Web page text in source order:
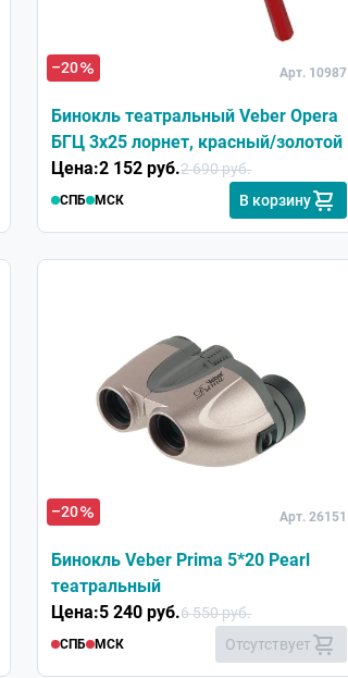
–20 Арт. 10987
Бинокль театральный Veber Opera
БГЦ 3x25 лорнет, красный/золотой
Цена:2 152 руб.2 690 руб.
СПБ МСК В корзину
–20 Арт. 26151
Бинокль Veber Prima 5*20 Pearl
театральный
Цена:5 240 руб.6 550 руб.
СПБ МСК Отсутствует